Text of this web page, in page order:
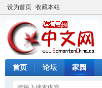
设为首页 收藏本站
首页 论坛 家园